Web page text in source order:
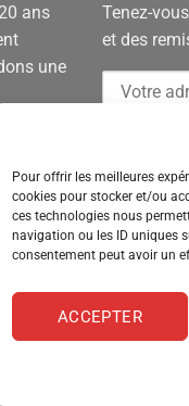
Pour offrir les meilleures
cookies pour stocker et/ou
ces technologies nous
navigation ou les ID uniques
consentement peut avoir un
ACCEPTER
ans
une
vos
Tenez-
et des